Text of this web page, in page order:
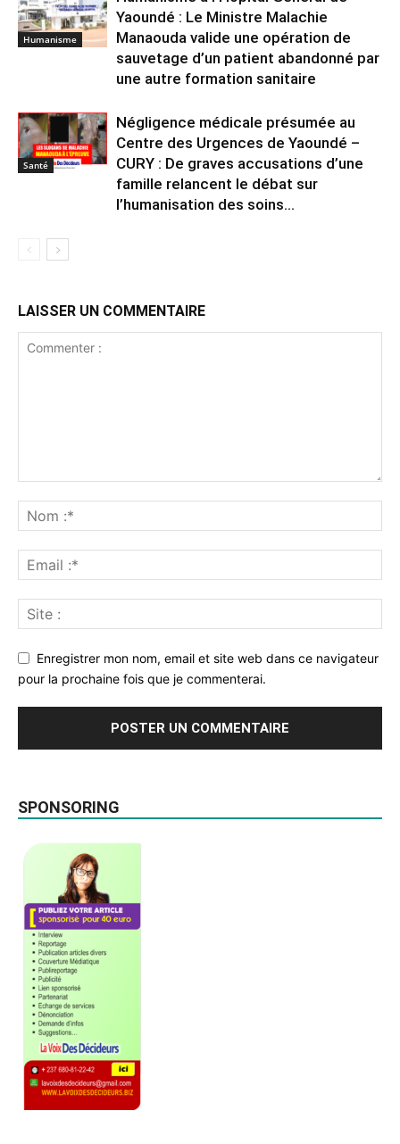
Humanisme
Yaoundé : Le Ministre Malachie
Manaouda valide une opération de
sauvetage d’un patient abandonné par
une autre formation sanitaire
Santé
Négligence médicale présumée au
Centre des Urgences de Yaoundé –
CURY : De graves accusations d’une
famille relancent le débat sur
l’humanisation des soins...
LAISSER UN COMMENTAIRE
Enregistrer mon nom, email et site web dans ce navigateur
pour la prochaine fois que je commenterai.
SPONSORING